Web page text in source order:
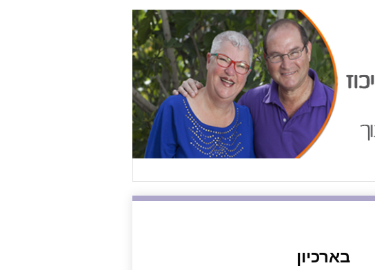
בארכיון